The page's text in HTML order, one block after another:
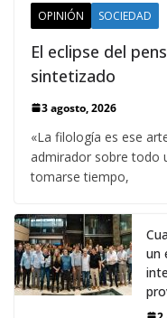
OPINIÓN SOCIEDAD
El eclipse del
sintetizado
3 agosto, 2026
«La filología es ese
admirador sobre todo
tomarse tiempo,
un